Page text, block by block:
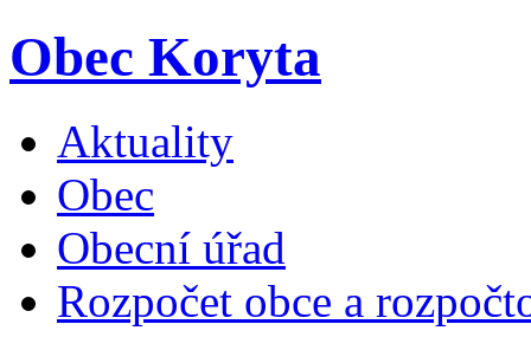
Obec Koryta
Aktuality
Obec
Obecní úřad
Rozpočet obce a